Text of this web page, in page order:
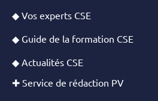
◆ Vos experts CSE
◆ Guide de la formation CSE
◆ Actualités CSE
✚ Service de rédaction PV